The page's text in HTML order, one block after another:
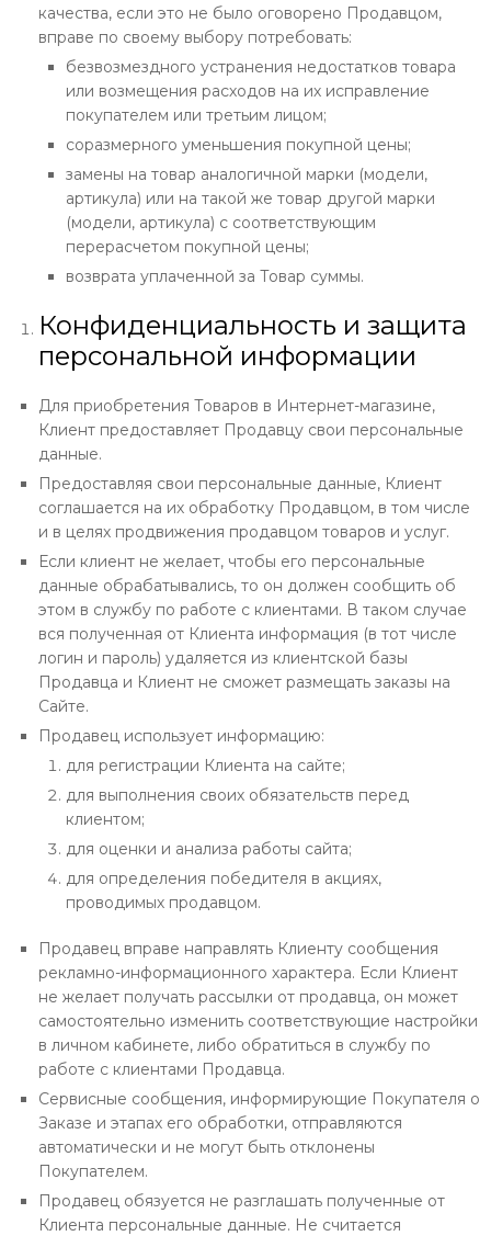
качества, если это не было оговорено Продавцом,
вправе по своему выбору потребовать:
безвозмездного устранения недостатков товара
или возмещения расходов на их исправление
покупателем или третьим лицом;
соразмерного уменьшения покупной цены;
замены на товар аналогичной марки (модели,
артикула) или на такой же товар другой марки
(модели, артикула) с соответствующим
перерасчетом покупной цены;
возврата уплаченной за Товар суммы.
Конфиденциальность и защита
персональной информации
Для приобретения Товаров в Интернет-магазине,
Клиент предоставляет Продавцу свои персональные
данные.
Предоставляя свои персональные данные, Клиент
соглашается на их обработку Продавцом, в том числе
и в целях продвижения продавцом товаров и услуг.
Если клиент не желает, чтобы его персональные
данные обрабатывались, то он должен сообщить об
этом в службу по работе с клиентами. В таком случае
вся полученная от Клиента информация (в тот числе
логин и пароль) удаляется из клиентской базы
Продавца и Клиент не сможет размещать заказы на
Сайте.
Продавец использует информацию:
для регистрации Клиента на сайте;
для выполнения своих обязательств перед
клиентом;
для оценки и анализа работы сайта;
для определения победителя в акциях,
проводимых продавцом.
Продавец вправе направлять Клиенту сообщения
рекламно-информационного характера. Если Клиент
не желает получать рассылки от продавца, он может
самостоятельно изменить соответствующие настройки
в личном кабинете, либо обратиться в службу по
работе с клиентами Продавца.
Сервисные сообщения, информирующие Покупателя о
Заказе и этапах его обработки, отправляются
автоматически и не могут быть отклонены
Покупателем.
Продавец обязуется не разглашать полученные от
Клиента персональные данные. Не считается